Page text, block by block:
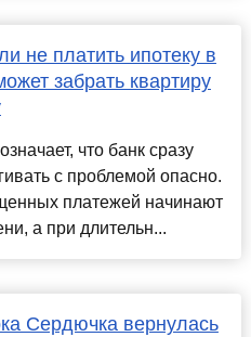
не платить ипотеку в
забрать квартиру
что банк сразу
с проблемой опасно.
платежей начинают
а при длительн...
Сердючка вернулась